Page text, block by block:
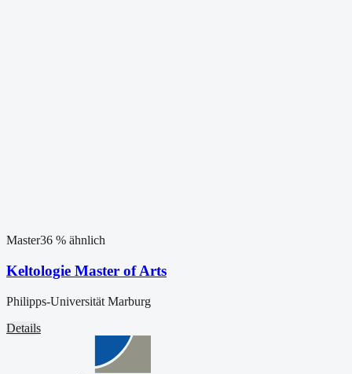
Master36 % ähnlich
Keltologie Master of Arts
Philipps-Universität Marburg
Details